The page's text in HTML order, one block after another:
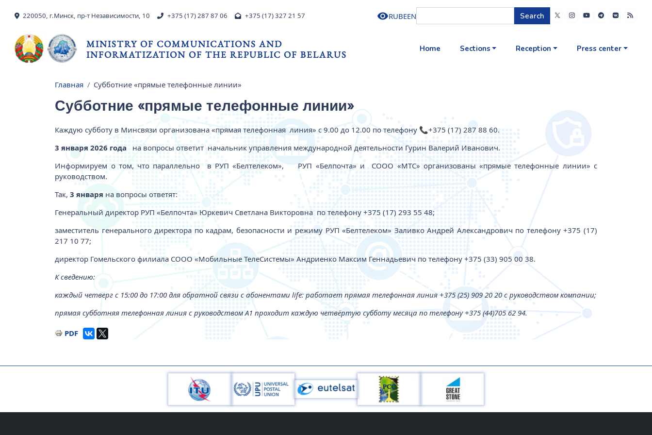
220050, г.Минск, пр-т Независимости, 10 +375 (17) 287 87 06 +375 (17) 327 21 57 RUBEEN Search
MINISTRY OF COMMUNICATIONS AND
INFORMATIZATION OF THE REPUBLIC OF BELARUS
Home Sections Reception Press center
Breadcrumb
Главная Субботние «прямые телефонные линии»
Субботние «прямые телефонные линии»
Каждую субботу в Минсвязи организована «прямая телефонная линия» с 9.00 до 12.00 по телефону 📞+375 (17) 287 88 60.
3 января 2026 года на вопросы ответит начальник управления международной деятельности Гурин Валерий Иванович.
Информируем о том, что параллельно в РУП «Белтелеком», РУП «Белпочта» и СООО «МТС» организованы «прямые телефонные линии» с
руководством.
Так,3 января на вопросы ответят:
Генеральный директор РУП «Белпочта» Юркевич Светлана Викторовна по телефону +375 (17) 293 55 48;
заместитель генерального директора по кадрам, безопасности и режиму РУП «Белтелеком» Заливко Андрей Александрович по телефону +375 (17)
217 10 77;
директор Гомельского филиала СООО «Мобильные ТелеСистемы» Андриенко Максим Геннадьевич по телефону +375 (33) 905 00 38.
К сведению:
каждый четверг с 15:00 до 17:00 для обратной связи с абонентами life: работает прямая телефонная линия +375 (25) 909 20 20 c руководством компании;
прямая субботняя телефонная линия с руководством А1 проходит каждую четвёртую субботу месяца по телефону +375 (44)705 62 94.
PDF